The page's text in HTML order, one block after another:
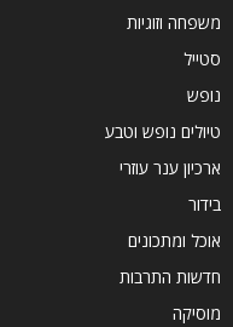
משפחה וזוגיות
סטייל
נופש
טיולים נופש וטבע
ארכיון ענר עוזרי
בידור
אוכל ומתכונים
חדשות התרבות
מוסיקה